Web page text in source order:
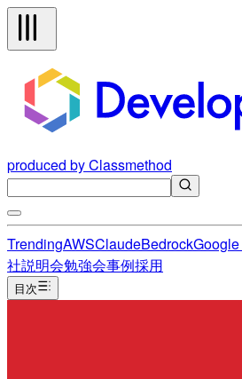
produced by Classmethod
TrendingAWSClaudeBedrock
社説明会勉強会事例採用
目次